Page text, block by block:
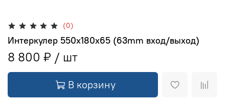
(0)
Интеркулер 550x180x65 (63mm вход/выход)
8 800 ₽
В корзину